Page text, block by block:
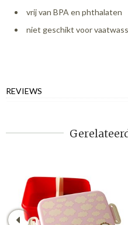
vrij van BPA en phthalaten
niet geschikt voor
REVIEWS